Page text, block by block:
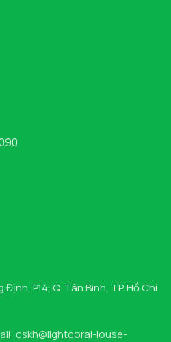
P.14, Q. Tân Bình, TP. Hồ Chí
cskh@lightcoral-louse-